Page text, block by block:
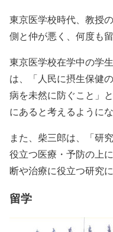
東京医学校時代、教授
側と仲が悪く、何度も
東京医学校在学中の学
は、「人民に摂生保健
病を未然に防ぐこと」
にあると考えるように
また、柴三郎は、「研
役立つ医療・予防の上
断や治療に役立つ研究
留学